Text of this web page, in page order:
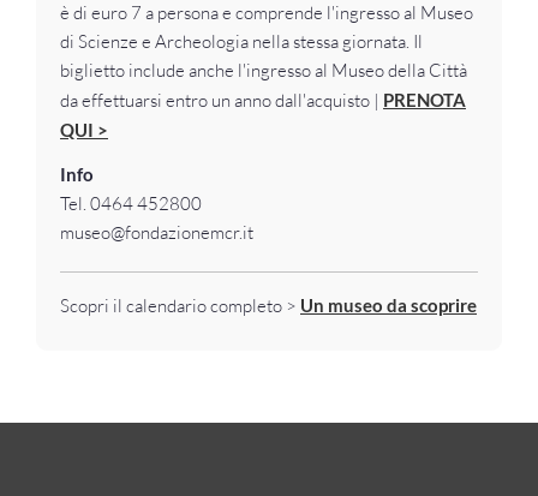
è di euro 7 a persona e comprende l'ingresso al Museo
di Scienze e Archeologia nella stessa giornata. Il
biglietto include anche l'ingresso al Museo della Città
da effettuarsi entro un anno dall'acquisto | PRENOTA
QUI >
Info
Tel. 0464 452800
museo@fondazionemcr.it
Scopri il calendario completo > Un museo da scoprire